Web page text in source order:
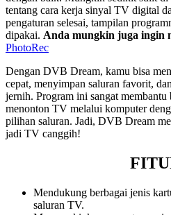
tentang cara kerja sinyal TV digital
pengaturan selesai, tampilan
dipakai. Anda mungkin juga ingin
PhotoRec
Dengan DVB Dream, kamu bisa
cepat, menyimpan saluran favorit,
jernih. Program ini sangat
menonton TV melalui komputer
pilihan saluran. Jadi, DVB Dream
jadi TV canggih!
Mendukung berbagai jenis
saluran TV.